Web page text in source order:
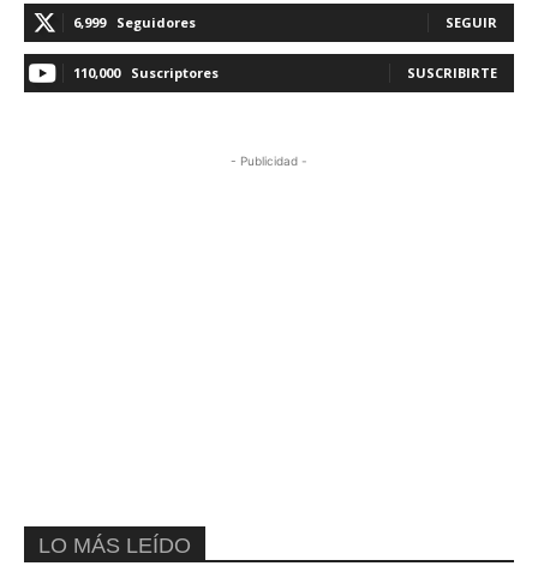
6,999 Seguidores SEGUIR
110,000 Suscriptores SUSCRIBIRTE
- Publicidad -
LO MÁS LEÍDO